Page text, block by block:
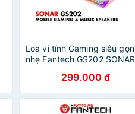
Loa vi tính Gaming siêu gọn
nhẹ Fantech GS202 SONAR
Phối Chính Thức
299.000 đ